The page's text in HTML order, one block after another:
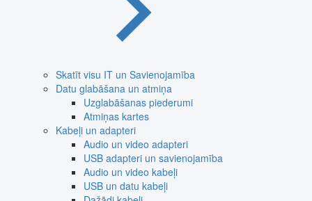
Skatīt visu IT un Savienojamība
Datu glabāšana un atmiņa
Uzglabāšanas piederumi
Atmiņas kartes
Kabeļi un adapteri
Audio un video adapteri
USB adapteri un savienojamība
Audio un video kabeļi
USB un datu kabeļi